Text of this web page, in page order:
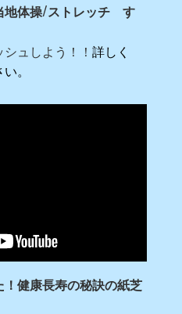
地体操/ストレッチ す
ュしよう！！ 詳しく
。
健康長寿の秘訣の紙芝